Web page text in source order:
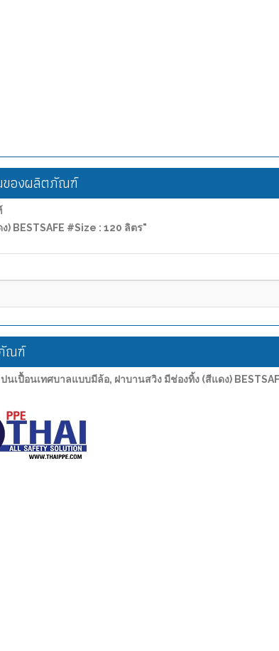
นของผลิตภัณฑ์
) BESTSAFE #Size : 120 ลิตร"
ณฑ์
เปื้อนเทศบาลแบบมีล้อ, ฝาบานสวิง มีช่องทิ้ง (สีแดง)